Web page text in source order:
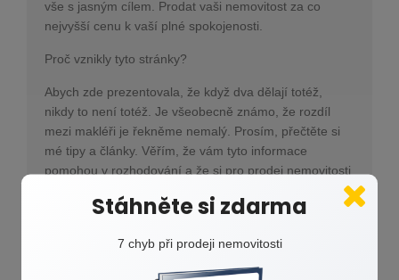
vše s jasným cílem. Prodat vaši nemovitost za co
nejvyšší cenu k vaší plné spokojenosti.
Proč vznikly tyto stránky?
Abych zde prezentovala, že když dva dělají totéž,
nikdy to není totéž. Je všeobecně známo, že rozdíl
mezi makléři je řekněme nemalý. Prosím, přečtěte si
mé tipy a články. Věřím, že vám tyto informace
pomohou v rozhodování a že si pro prodej nemovitosti
příběh. A to je důvod, proč by nikdo neměl tak důležitý
Stáhněte si zdarma
7 chyb při prodeji nemovitosti